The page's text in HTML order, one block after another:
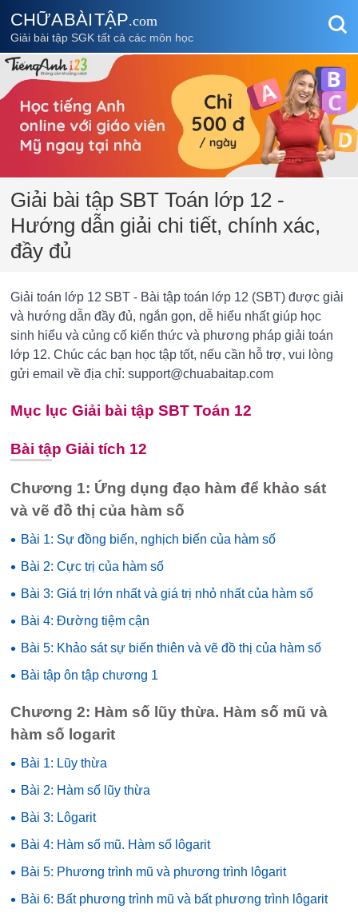
CHỮA BÀI TẬP.com
Giải bài tập SGK tất cả các môn học
Giải bài tập SBT Toán lớp 12 -
Hướng dẫn giải chi tiết, chính xác,
đầy đủ
Giải toán lớp 12 SBT - Bài tập toán lớp 12 (SBT) được giải
và hướng dẫn đầy đủ, ngắn gọn, dễ hiểu nhất giúp học
sinh hiểu và củng cố kiến thức và phương pháp giải toán
lớp 12. Chúc các bạn học tập tốt, nếu cần hỗ trợ, vui lòng
gửi email về địa chỉ: support@chuabaitap.com
Mục lục Giải bài tập SBT Toán 12
Bài tập Giải tích 12
Chương 1: Ứng dụng đạo hàm để khảo sát
và vẽ đồ thị của hàm số
• Bài 1: Sự đồng biến, nghịch biến của hàm số
• Bài 2: Cực trị của hàm số
• Bài 3: Giá trị lớn nhất và giá trị nhỏ nhất của hàm số
• Bài 4: Đường tiệm cận
• Bài 5: Khảo sát sự biến thiên và vẽ đồ thị của hàm số
• Bài tập ôn tập chương 1
Chương 2: Hàm số lũy thừa. Hàm số mũ và
hàm số logarit
• Bài 1: Lũy thừa
• Bài 2: Hàm số lũy thừa
• Bài 3: Lôgarit
• Bài 4: Hàm số mũ. Hàm số lôgarit
• Bài 5: Phương trình mũ và phương trình lôgarit
• Bài 6: Bất phương trình mũ và bất phương trình lôgarit